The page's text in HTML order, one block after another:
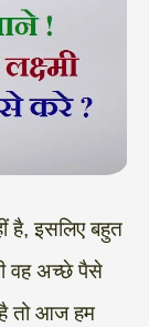
है, इसलिए बहुत
वह अच्छे पैसे
तो आज हम